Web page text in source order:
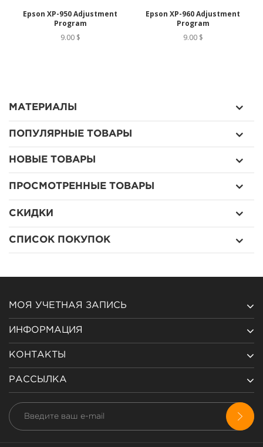
Epson XP-950 Adjustment
Program
9.00 $
Epson XP-960 Adjustment
Program
9.00 $
МАТЕРИАЛЫ
ПОПУЛЯРНЫЕ ТОВАРЫ
НОВЫЕ ТОВАРЫ
ПРОСМОТРЕННЫЕ ТОВАРЫ
СКИДКИ
СПИСОК ПОКУПОК
МОЯ УЧЕТНАЯ ЗАПИСЬ
ИНФОРМАЦИЯ
КОНТАКТЫ
РАССЫЛКА